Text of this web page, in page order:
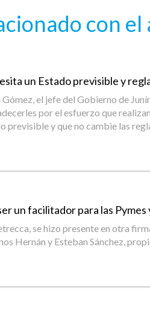
con el
un Estado previsible y
Gómez, el jefe del Gobierno de
por el esfuerzo que
previsible y que no cambie las
un facilitador para las Pymes
se hizo presente en otra
Hernán y Esteban Sánchez,